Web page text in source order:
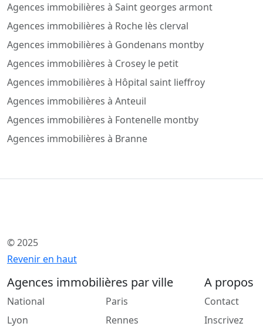
Agences immobilières à Saint georges armont
Agences immobilières à Roche lès clerval
Agences immobilières à Gondenans montby
Agences immobilières à Crosey le petit
Agences immobilières à Hôpital saint lieffroy
Agences immobilières à Anteuil
Agences immobilières à Fontenelle montby
Agences immobilières à Branne
© 2025
Revenir en haut
Agences immobilières par ville
National
Lyon
Paris
Rennes
A propos
Contact
Inscrivez